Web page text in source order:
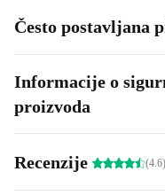
Često postavljana
Informacije o
proizvoda
Recenzije (4.6)